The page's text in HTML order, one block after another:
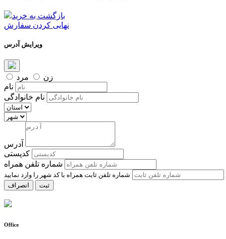
بازگشت به خرید
نهایی کردن سفارش
ویرایش آدرس
زن
مرد
نام
نام خانوادگی
آدرس
کدپستی
شماره تلفن همراه
انصراف
ثبت
Office